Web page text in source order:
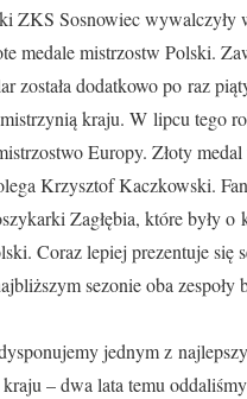
ZKS Sosnowiec wywalczyły
medale mistrzostw Polski.
została dodatkowo po raz
kraju. W lipcu tego
Europy. Złoty
Krzysztof Kaczkowski.
Zagłębia, które były o
Coraz lepiej prezentuje się
sezonie oba zespoły
jednym z
– dwa lata temu